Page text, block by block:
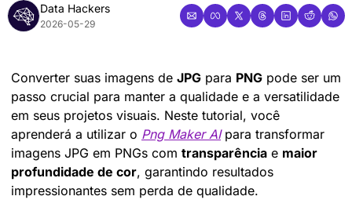
Data Hackers
2026-05-29
Converter suas imagens de JPG para PNG pode ser um
passo crucial para manter a qualidade e a versatilidade
em seus projetos visuais. Neste tutorial, você
aprenderá a utilizar o Png Maker AI para transformar
imagens JPG em PNGs com transparência e maior
profundidade de cor, garantindo resultados
impressionantes sem perda de qualidade.